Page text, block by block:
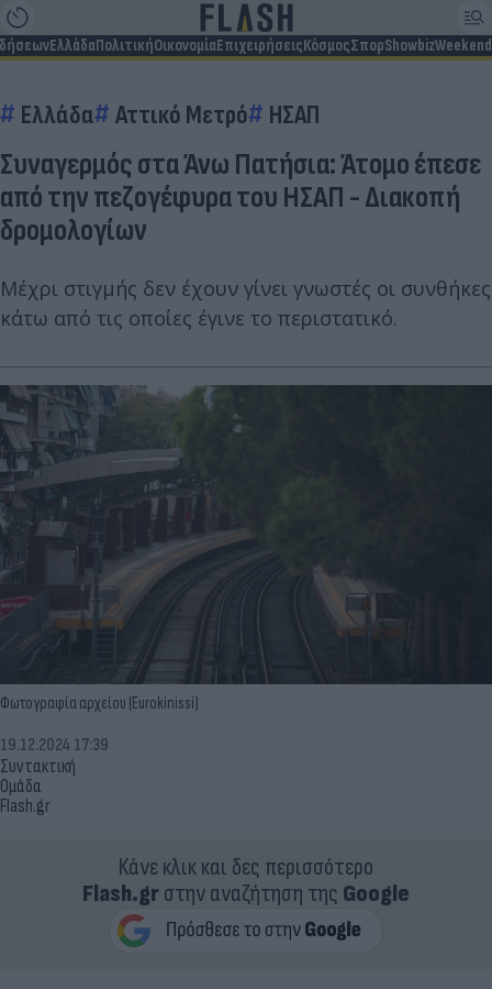
ΕλλάδαΠολιτικήΟικονομίαΕπιχειρήσειςΚόσμοςΣπορShowbizWeekend
Ελλάδα Αττικό Μετρό ΗΣΑΠ
Συναγερμός στα Άνω Πατήσια: Άτομο έπεσε
από την πεζογέφυρα του ΗΣΑΠ - Διακοπή
δρομολογίων
Μέχρι στιγμής δεν έχουν γίνει γνωστές οι συνθήκες
κάτω από τις οποίες έγινε το περιστατικό.
Φωτογραφία αρχείου (Eurokinissi)
Συντακτική
Ομάδα
Flash.gr
19.12.2024 17:39
Κάνε κλικ και δες περισσότερο
Flash.grστην αναζήτηση της Google